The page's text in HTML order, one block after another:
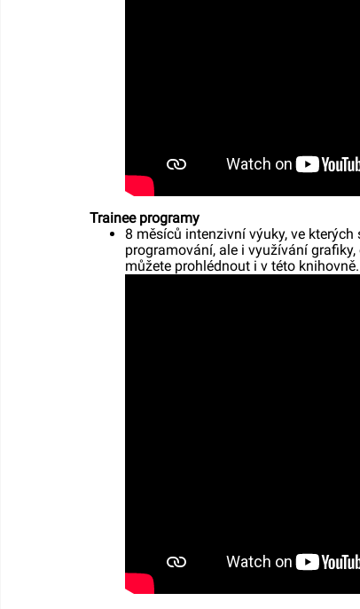
Trainee programy
8 měsíců intenzivní výuky, ve
programování, ale i využívání
můžete prohlédnout i v této knihovně.